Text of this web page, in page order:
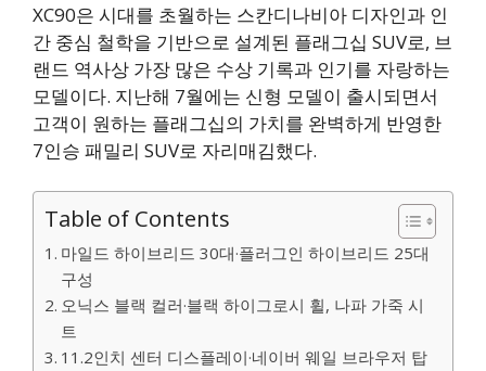
XC90은 시대를 초월하는 스칸디나비아 디자인과 인
간 중심 철학을 기반으로 설계된 플래그십 SUV로, 브
랜드 역사상 가장 많은 수상 기록과 인기를 자랑하는
모델이다. 지난해 7월에는 신형 모델이 출시되면서
고객이 원하는 플래그십의 가치를 완벽하게 반영한
7인승 패밀리 SUV로 자리매김했다.
Table of Contents
마일드 하이브리드 30대·플러그인 하이브리드 25대
구성
오닉스 블랙 컬러·블랙 하이그로시 휠, 나파 가죽 시
트
11.2인치 센터 디스플레이·네이버 웨일 브라우저 탑